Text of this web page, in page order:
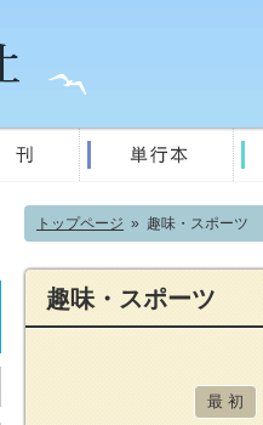
トップページ » 趣味・スポーツ
趣味・スポーツ
最 初